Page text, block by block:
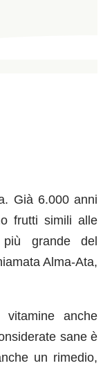
Già 6.000 anni
frutti simili alle
grande del
Alma-Ata,
anche
sane è
un rimedio,